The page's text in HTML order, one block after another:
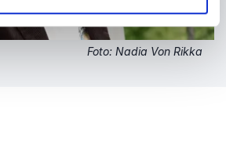
Foto: Nadia Von Rikka